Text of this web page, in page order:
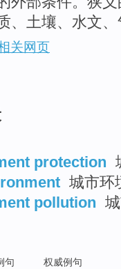
、土壤、水文
关网页
protection
城市环
pollution
句 权威例句